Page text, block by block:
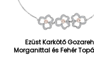
Ezüst Karkötő
Morganittal és Fehér